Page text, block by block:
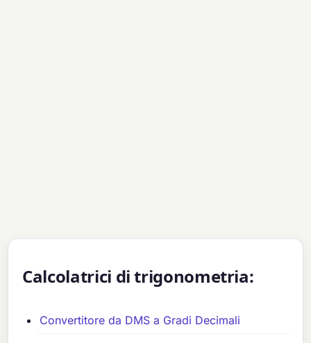
Calcolatrici di trigonometria:
Convertitore da DMS a Gradi Decimali